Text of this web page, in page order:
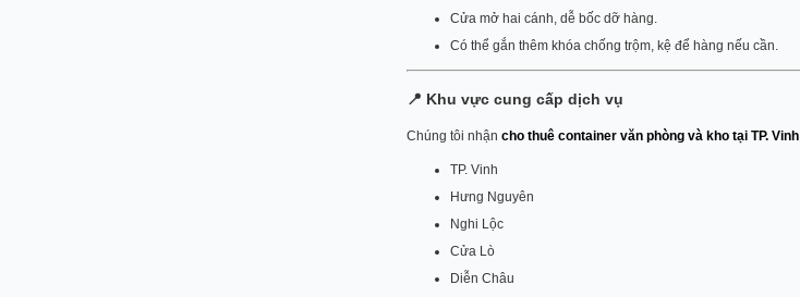
Cửa mở hai cánh, dễ bốc dỡ hàng.
Có thể gắn thêm khóa chống trộm, kệ để hàng nếu cần.
📍 Khu vực cung cấp dịch vụ
Chúng tôi nhận cho thuê container văn phòng và kho tại TP. Vinh
TP. Vinh
Hưng Nguyên
Nghi Lộc
Cửa Lò
Diễn Châu